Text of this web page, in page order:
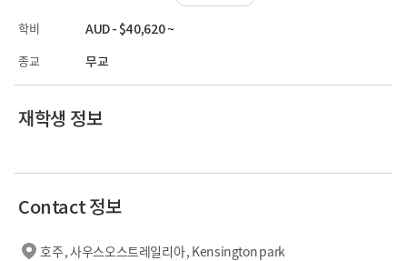
학비 AUD - $40,620 ~
종교 무교
재학생 정보
Contact 정보
호주 , 사우스오스트레일리아 , Kensington park